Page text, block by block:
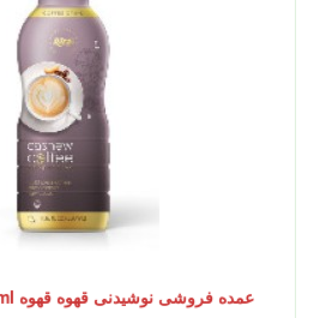
عمده فروشی نوشیدنی قهوه قهوه 330ml در PP بطری